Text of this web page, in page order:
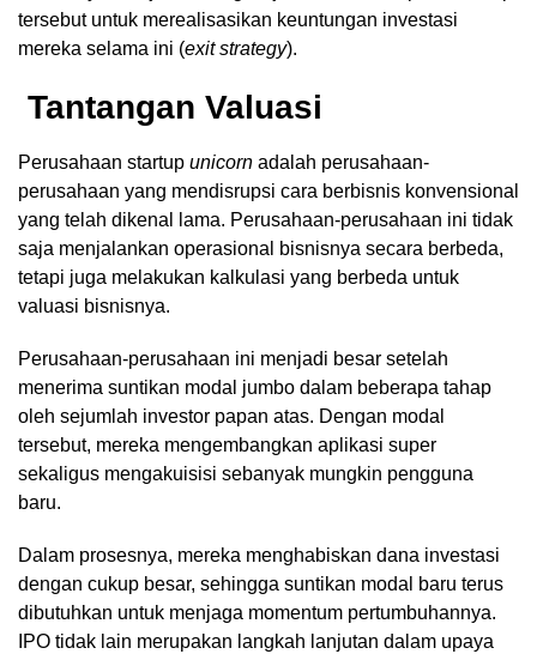
tersebut untuk merealisasikan keuntungan investasi
mereka selama ini (exit strategy).
Tantangan Valuasi
Perusahaan startup unicorn adalah perusahaan-
perusahaan yang mendisrupsi cara berbisnis konvensional
yang telah dikenal lama. Perusahaan-perusahaan ini tidak
saja menjalankan operasional bisnisnya secara berbeda,
tetapi juga melakukan kalkulasi yang berbeda untuk
valuasi bisnisnya.
Perusahaan-perusahaan ini menjadi besar setelah
menerima suntikan modal jumbo dalam beberapa tahap
oleh sejumlah investor papan atas. Dengan modal
tersebut, mereka mengembangkan aplikasi super
sekaligus mengakuisisi sebanyak mungkin pengguna
baru.
Dalam prosesnya, mereka menghabiskan dana investasi
dengan cukup besar, sehingga suntikan modal baru terus
dibutuhkan untuk menjaga momentum pertumbuhannya.
IPO tidak lain merupakan langkah lanjutan dalam upaya